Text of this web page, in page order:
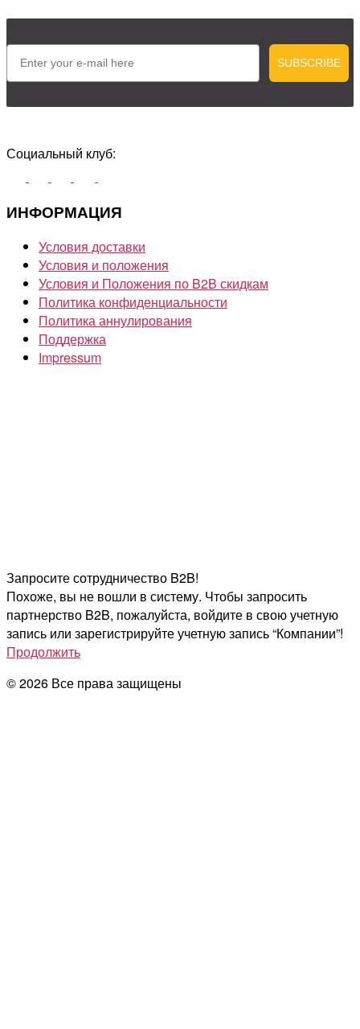
Email
SUBSCRIBE
Социальный клуб:
ИНФОРМАЦИЯ
Условия доставки
Условия и положения
Условия и Положения по B2B скидкам
Политика конфиденциальности
Политика аннулирования
Поддержка
Impressum
Запросите сотрудничество B2B!
Похоже, вы не вошли в систему. Чтобы запросить
партнерство B2B, пожалуйста, войдите в свою учетную
запись или зарегистрируйте учетную запись “Компании”!
Продолжить
© 2026 Все права защищены